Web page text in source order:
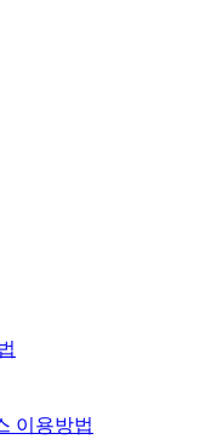
이용방법